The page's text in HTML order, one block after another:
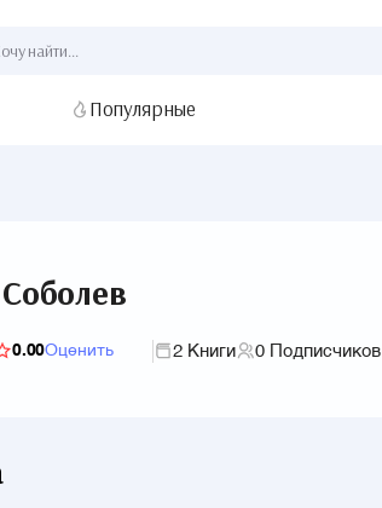
Популярные
0.00Оценить 2 Книги 0 Подписчиков